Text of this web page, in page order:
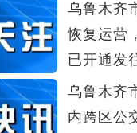
乌鲁木齐
恢复运营
已开通发
乌鲁木齐
内跨区公